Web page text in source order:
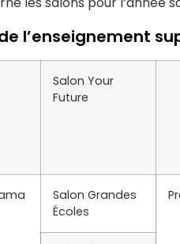
l’enseignement
Salon Your
Future
Salon Grandes
Écoles